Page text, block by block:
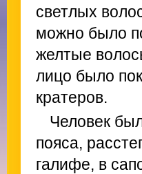
светлых
можно было
желтые
лицо было
кратеров.
Человек
пояса,
галифе, в